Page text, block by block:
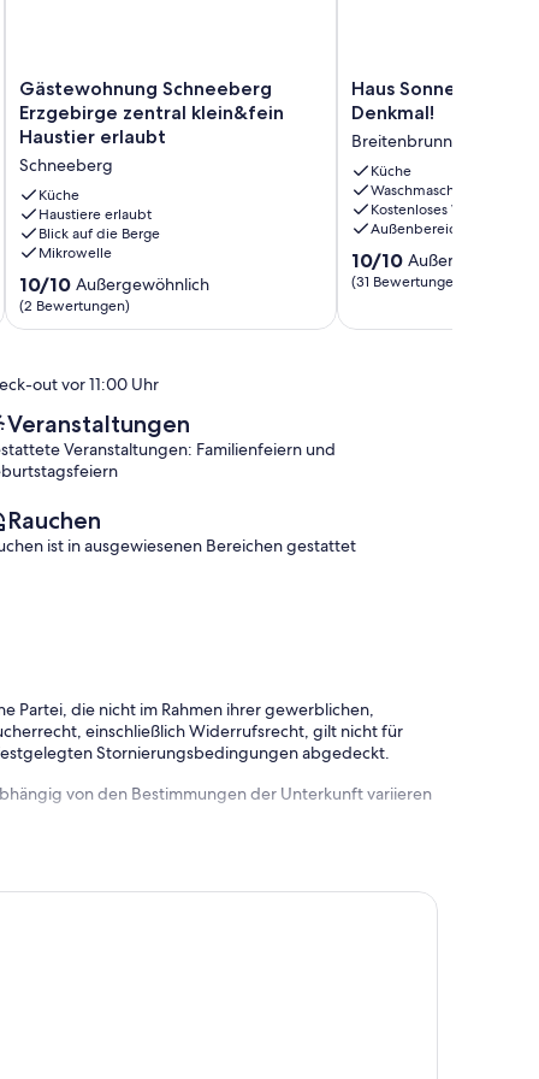
Gästewohnung
Schneeberg
Erzgebirge
klein&fein
Haustier
erlaubt
Schneeberg
Gästewohnung Schneeberg
Erzgebirge zentral klein&fein
Haustier erlaubt
Schneeberg
Küche
Haustiere erlaubt
Blick auf die Berge
Mikrowelle
10.0
von
10,
Bewertungen)
10/10 Außergewöhnlich
(2 Bewertungen)
Haus
Sonnenleithe
Urlaub
im
Denkmal!
Breitenbrunn/
Haus Sonnenleithe -
Denkmal!
Breitenbrunn/
Küche
Waschmaschine
Kostenloses WLAN
Außenbereich
10.0
von
Außergewöhnlich,
10/10
(31 Bewertungen)
out vor 11:00 Uhr
Veranstaltungen
Veranstaltungen: Familienfeiern und
Rauchen
ist in ausgewiesenen Bereichen gestattet
Partei, die nicht im Rahmen ihrer gewerblichen,
einschließlich Widerrufsrecht, gilt nicht für
Stornierungsbedingungen abgedeckt.
von den Bestimmungen der Unterkunft variieren